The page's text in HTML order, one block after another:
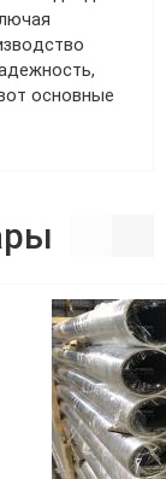
основные